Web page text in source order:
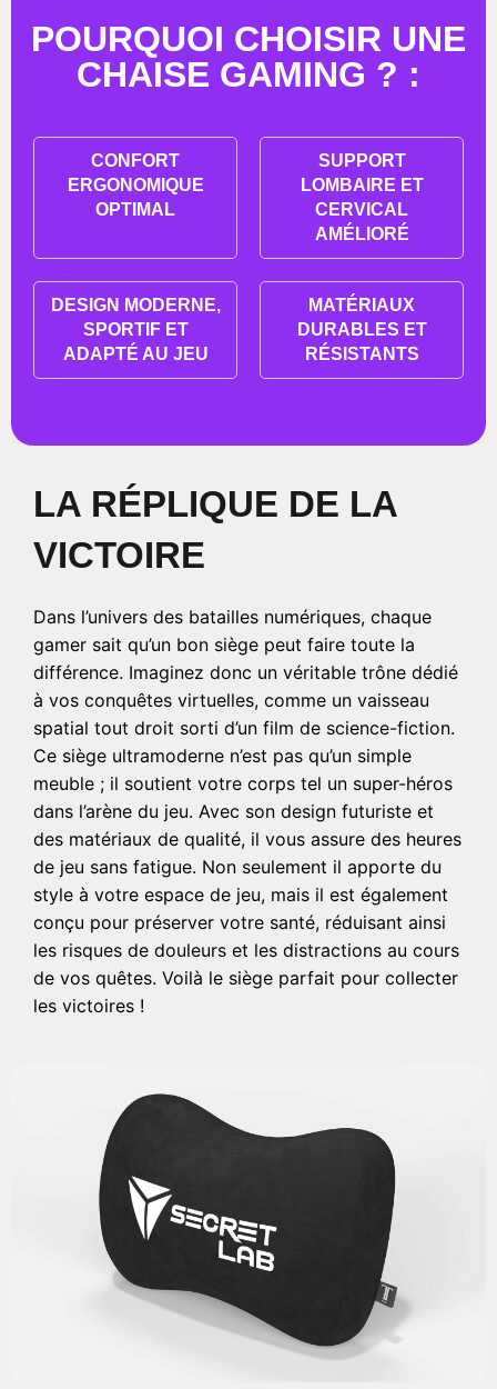
POURQUOI CHOISIR UNE
CHAISE GAMING ? :
CONFORT
ERGONOMIQUE
OPTIMAL
SUPPORT
LOMBAIRE ET
CERVICAL
AMÉLIORÉ
DESIGN MODERNE,
SPORTIF ET
ADAPTÉ AU JEU
MATÉRIAUX
DURABLES ET
RÉSISTANTS
LA RÉPLIQUE DE LA
VICTOIRE
Dans l’univers des batailles numériques, chaque
gamer sait qu’un bon siège peut faire toute la
différence. Imaginez donc un véritable trône dédié
à vos conquêtes virtuelles, comme un vaisseau
spatial tout droit sorti d’un film de science-fiction.
Ce siège ultramoderne n’est pas qu’un simple
meuble ; il soutient votre corps tel un super-héros
dans l’arène du jeu. Avec son design futuriste et
des matériaux de qualité, il vous assure des heures
de jeu sans fatigue. Non seulement il apporte du
style à votre espace de jeu, mais il est également
conçu pour préserver votre santé, réduisant ainsi
les risques de douleurs et les distractions au cours
de vos quêtes. Voilà le siège parfait pour collecter
les victoires !